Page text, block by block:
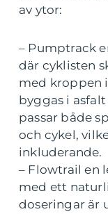
av ytor:
– Pumptrack
där cyklisten
med kroppen
byggas i
passar både
och cykel,
inkluderande.
– Flowtrail en
med ett
doseringar är